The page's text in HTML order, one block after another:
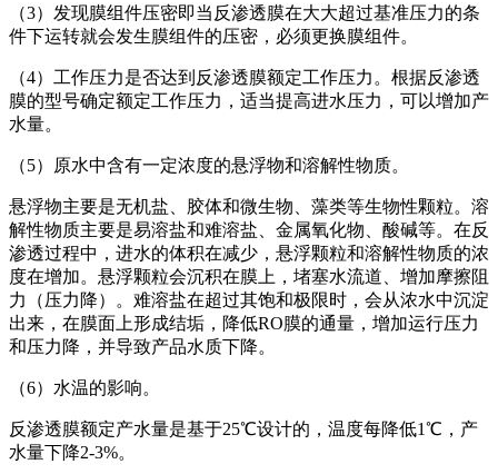
（3）发现膜组件压密即当反渗透膜在大大超过基准压力的条
件下运转就会发生膜组件的压密，必须更换膜组件。
（4）工作压力是否达到反渗透膜额定工作压力。根据反渗透
膜的型号确定额定工作压力，适当提高进水压力，可以增加产
水量。
（5）原水中含有一定浓度的悬浮物和溶解性物质。
悬浮物主要是无机盐、胶体和微生物、藻类等生物性颗粒。溶
解性物质主要是易溶盐和难溶盐、金属氧化物、酸碱等。在反
渗透过程中，进水的体积在减少，悬浮颗粒和溶解性物质的浓
度在增加。悬浮颗粒会沉积在膜上，堵塞水流道、增加摩擦阻
力（压力降）。难溶盐在超过其饱和极限时，会从浓水中沉淀
出来，在膜面上形成结垢，降低RO膜的通量，增加运行压力
和压力降，并导致产品水质下降。
（6）水温的影响。
反渗透膜额定产水量是基于25℃设计的，温度每降低1℃，产
水量下降2-3%。